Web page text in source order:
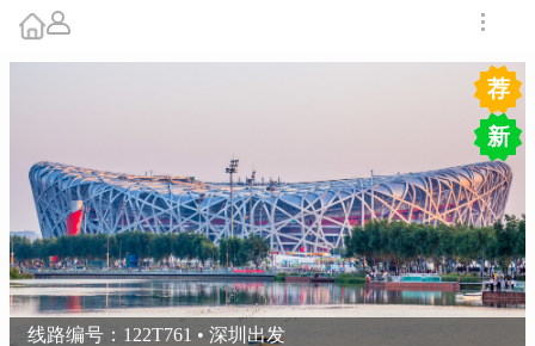
线路编号：122T761 • 深圳出发
荐
新